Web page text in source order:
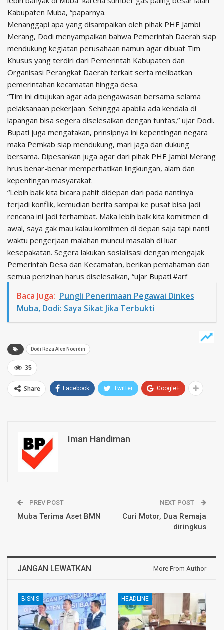
Kabupaten Muba, “paparnya.
Menanggapi apa yang disampaikan oleh pihak PHE Jambi
Merang, Dodi menyampaikan bahwa Pemerintah Daerah siap
mendukung kegiatan perusahaan namun agar dibuat Tim
Khusus yang terdiri dari Pemerintah Kabupaten dan
Organisasi Perangkat Daerah terkait serta melibatkan
pemerintahan kecamatan hingga desa.
“Tim ini ditujukan agar ada pengawasan bersama selama
pelaksanaan pekerjaan. Sehingga apabila ada kendala di
lapangan bisa segera diselesaikan dengan tuntas,” ujar Dodi.
Bupati juga mengatakan, prinsipnya ini kepentingan negara
maka Pemkab siap mendukung, mari jaga dan dukung
bersama. Dipesankan juga agar dari pihak PHE Jambi Merang
hrus benar-benar memperhatikan lingkungan, alam dan
kepentingan masyarakat.
“Lebih baik kita bicara pahit didepan dari pada nantinya
terjadi konflik, kemudian berita sampai ke pusat bisa jadi
rencana ini jadi terhambat. Maka lebih baik kita komitmen di
awal, saya gak mau kalau komitmen di depan saja tapi nanti
waktu pengerjaan malahan muncul masalah di luar
kesepakatan. Segera lakukan sosialisasi dengan mengajak
Pemerintah Desa dan Kecamatan, berikan pemahaman dan
semua perizinan harus diselesaikan, “ujar Bupati.#arf
Baca Juga: Pungli Penerimaan Pegawai Dinkes
Muba, Dodi: Saya Sikat Jika Terbukti
Dodi Reza Alex Noerdin
35
Share Facebook Twitter Google+
Iman Handiman
PREV POST
Muba Terima Aset BMN
NEXT POST
Curi Motor, Dua Remaja
diringkus
JANGAN LEWATKAN More From Author
BISNIS HEADLINE